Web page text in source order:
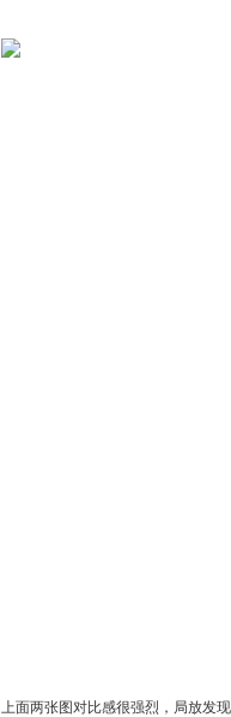
上面两张图对比感很强烈，局放发